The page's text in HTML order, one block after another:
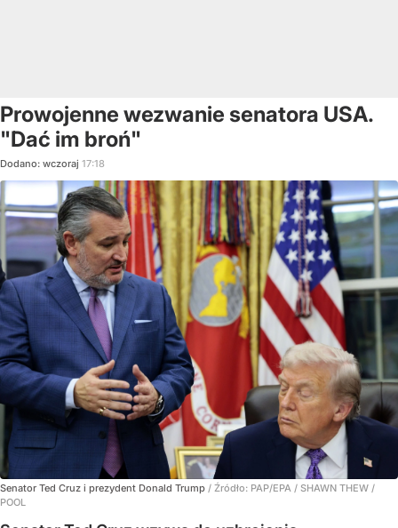
Prowojenne wezwanie senatora USA.
"Dać im broń"
Dodano: wczoraj 17:18
Senator Ted Cruz i prezydent Donald Trump / Źródło: PAP/EPA / SHAWN THEW /
POOL